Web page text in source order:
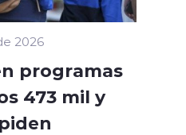
2026
programas
473 mil y